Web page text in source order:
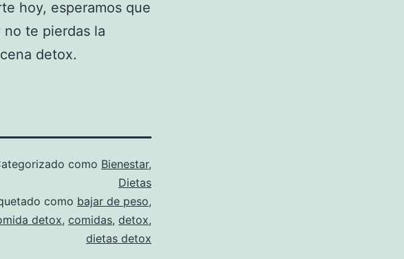
hoy, esperamos que
te pierdas la
detox.
como Bienestar,
Dietas
como bajar de peso,
detox, comidas, detox,
dietas detox